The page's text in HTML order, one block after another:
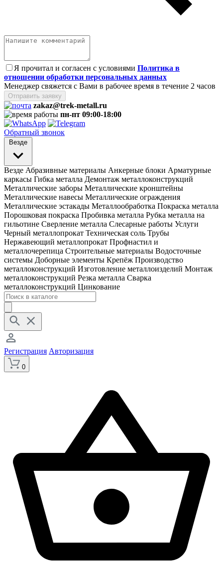
Я прочитал и согласен с условиями Политика в
отношении обработки персональных данных
Менеджер свяжется с Вами в рабочее время в течение 2 часов
Отправить заявку
zakaz@trek-metall.ru
пн-пт 09:00-18:00
Обратный звонок
Везде
Везде Абразивные материалы Анкерные блоки Арматурные
каркасы Гибка металла Демонтаж металлоконструкций
Металлические заборы Металлические кронштейны
Металлические навесы Металлические ограждения
Металлические эстакады Металлообработка Покраска металла
Порошковая покраска Пробивка металла Рубка металла на
гильотине Сверление металла Слесарные работы Услуги
Черный металлопрокат Техническая соль Трубы
Нержавеющий металлопрокат Профнастил и
металлочерепица Строительные материалы Водосточные
системы Доборные элементы Крепёж Производство
металлоконструкций Изготовление металлоизделий Монтаж
металлоконструкций Резка металла Сварка
металлоконструкций Цинкование
Регистрация Авторизация
0